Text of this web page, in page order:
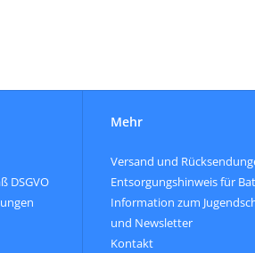
DSGVO
Mehr
Versand und
Entsorgungshinweis für
Information zum
und Newsletter
Kontakt